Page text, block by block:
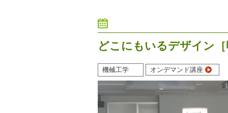
どこにもいるデザイン
機械工学 オンデマンド講座